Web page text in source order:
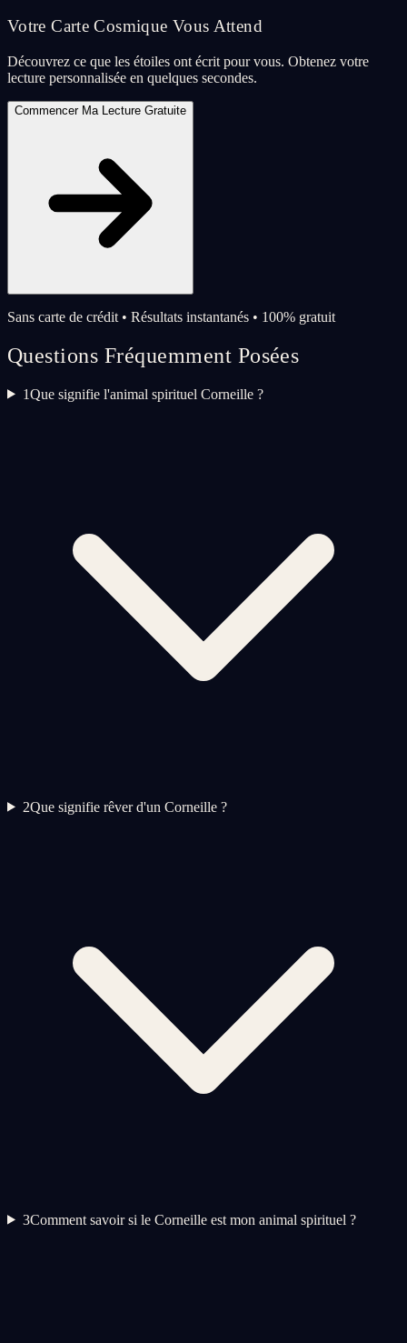
Votre Carte Cosmique Vous Attend
Découvrez ce que les étoiles ont écrit pour vous. Obtenez votre
lecture personnalisée en quelques secondes.
Commencer Ma Lecture Gratuite
Sans carte de crédit • Résultats instantanés • 100% gratuit
Questions Fréquemment Posées
1Que signifie l'animal spirituel Corneille ?
2Que signifie rêver d'un Corneille ?
3Comment savoir si le Corneille est mon animal spirituel ?